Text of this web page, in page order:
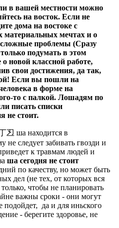
в вашей местности можно
на восток. Если не
дома на востоке с
материальных мечтах и о
проблемы (Сразу
подумать в этом
новой классной работе,
свои достижения, да так,
Если вы пошли на
в форме на
то с палкой. Лошадям по
писать списки
не стоит.
丒 ша находится в
не следует забивать гвозди и
к травмам людей и
ша сегодня не стоит
по качеству, но может быть
дел (не тех, от которых вся
чтобы не планировать
важны сроки - они могут
подойдет, да и для иньского
- берегите здоровье, не